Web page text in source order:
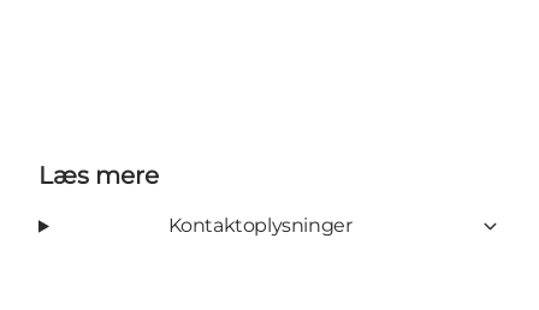
Læs mere
Kontaktoplysninger